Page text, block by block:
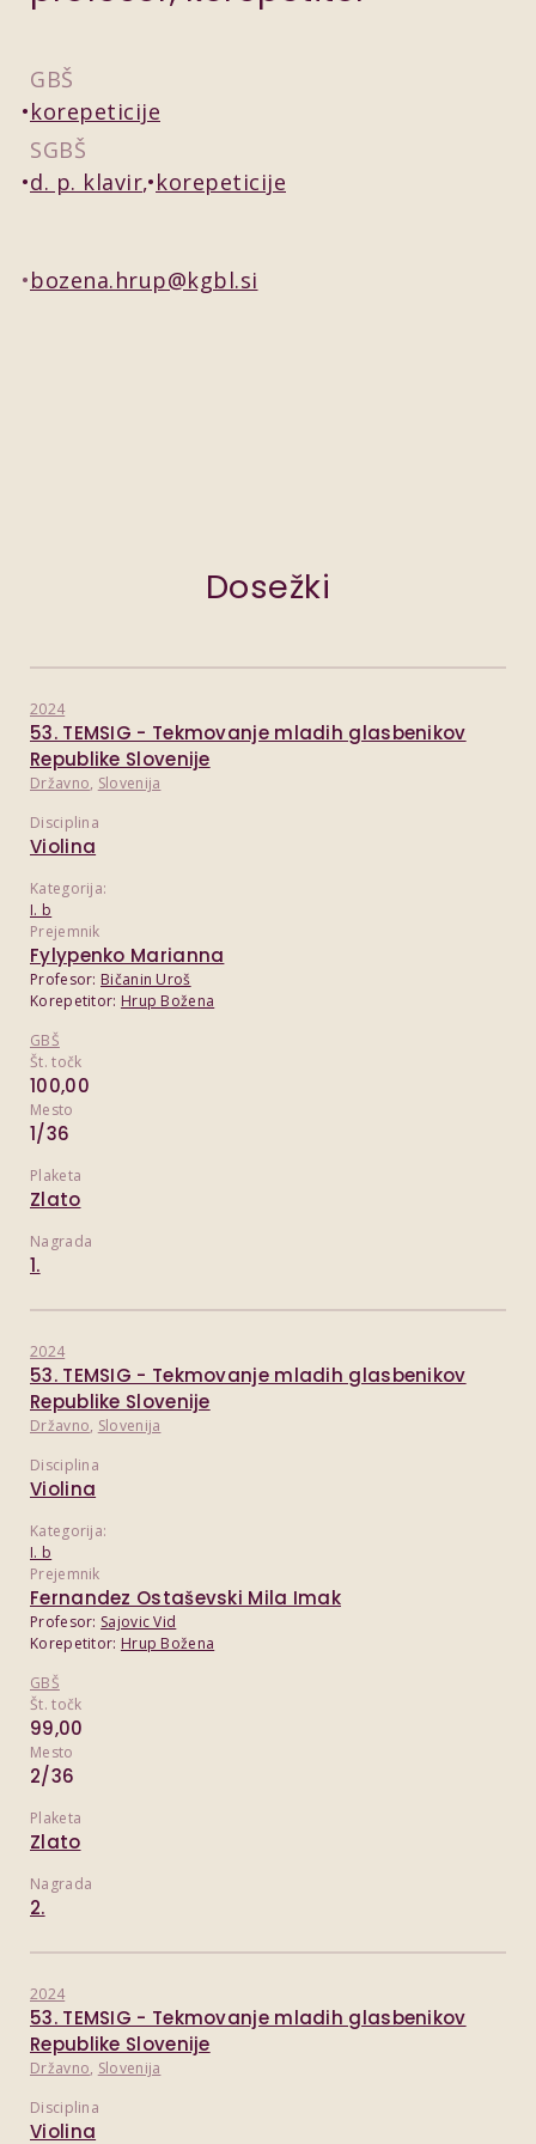
GBŠ
korepeticije
SGBŠ
d. p. klavir korepeticije
bozena.hrup@kgbl.si
Dosežki
2024
53. TEMSIG - Tekmovanje mladih glasbenikov
Republike Slovenije
Državno, Slovenija
Disciplina
Violina
Kategorija:
I. b
Prejemnik
Fylypenko Marianna
Profesor: Bičanin Uroš
Korepetitor: Hrup Božena
GBŠ
Št. točk
100,00
Mesto
1/36
Plaketa
Zlato
Nagrada
1.
2024
53. TEMSIG - Tekmovanje mladih glasbenikov
Republike Slovenije
Državno, Slovenija
Disciplina
Violina
Kategorija:
I. b
Prejemnik
Fernandez Ostaševski Mila Imak
Profesor: Sajovic Vid
Korepetitor: Hrup Božena
GBŠ
Št. točk
99,00
Mesto
2/36
Plaketa
Zlato
Nagrada
2.
2024
53. TEMSIG - Tekmovanje mladih glasbenikov
Republike Slovenije
Državno, Slovenija
Disciplina
Violina